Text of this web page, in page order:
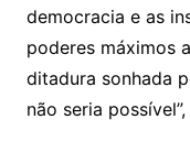
democracia e as
poderes máximos
ditadura sonhada
não seria